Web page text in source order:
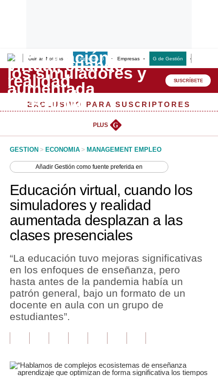
Últimas Noticias Empresas G Empresas G de Gestión
Lo último
Peru Quiosco
Management & Empleo
Perú
Política
Tu Dinero
Finanzas Personales
Inmobiliarias
Plus G
Opinión
Editorial
Blogs
SUSCRÍBETE
EXCLUSIVO PARA SUSCRIPTORES
PLUS G
GESTION > ECONOMIA > MANAGEMENT EMPLEO
AñadirGestión como fuente preferida en
Educación virtual, cuando los
simuladores y realidad
aumentada desplazan a las
clases presenciales
“La educación tuvo mejoras significativas
en los enfoques de enseñanza, pero
hasta antes de la pandemia había un
patrón general, bajo un formato de un
docente en aula con un grupo de
estudiantes”.